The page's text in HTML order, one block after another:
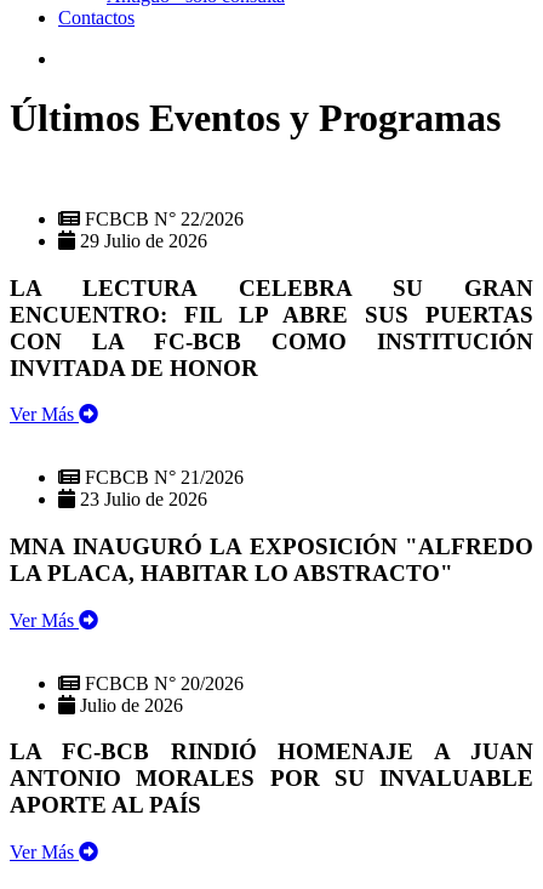
Contactos
Últimos Eventos y Programas
FCBCB N° 22/2026
29 Julio de 2026
LA LECTURA CELEBRA SU GRAN
ENCUENTRO: FIL LP ABRE SUS PUERTAS
CON LA FC-BCB COMO INSTITUCIÓN
INVITADA DE HONOR
Ver Más
FCBCB N° 21/2026
23 Julio de 2026
MNA INAUGURÓ LA EXPOSICIÓN "ALFREDO
LA PLACA, HABITAR LO ABSTRACTO"
Ver Más
FCBCB N° 20/2026
Julio de 2026
LA FC-BCB RINDIÓ HOMENAJE A JUAN
ANTONIO MORALES POR SU INVALUABLE
APORTE AL PAÍS
Ver Más